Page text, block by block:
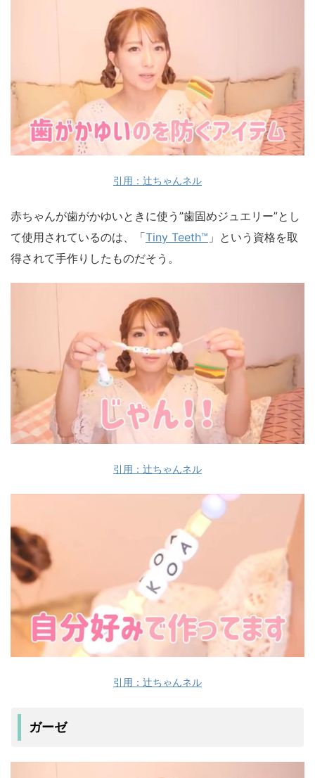
引用：辻ちゃんネル
赤ちゃんが歯がかゆいときに使う”歯固めジュエリー”とし
て使用されているのは、「Tiny Teeth™ 」という資格を取
得されて手作りしたものだそう。
引用：辻ちゃんネル
引用：辻ちゃんネル
ガーゼ